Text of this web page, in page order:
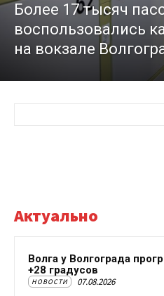
Более 17 тысяч
воспользовались
на вокзале
Актуально
Волга у Волгограда
+28 градусов
НОВОСТИ 07.08.2026